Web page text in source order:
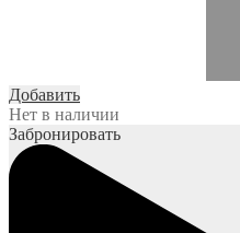
Добавить
Нет в наличии
Забронировать